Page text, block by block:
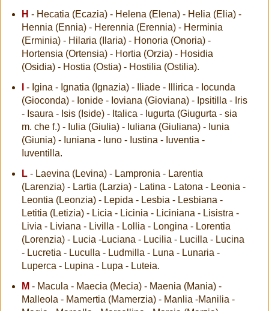
H - Hecatia (Ecazia) - Helena (Elena) - Helia (Elia) -
Hennia (Ennia) - Herennia (Erennia) - Herminia
(Erminia) - Hilaria (Ilaria) - Honoria (Onoria) -
Hortensia (Ortensia) - Hortia (Orzia) - Hosidia
(Osidia) - Hostia (Ostia) - Hostilia (Ostilia).
- Igina - Ignatia (Ignazia) - Iliade - Illirica - Iocunda
(Gioconda) - Ionide - Ioviana (Gioviana) - Ipsitilla - Iris
- Isaura - Isis (Iside) - Italica - Iugurta (Giugurta - sia
m. che f.) - Iulia (Giulia) - Iuliana (Giuliana) - Iunia
(Giunia) - Iuniana - Iuno - Iustina - Iuventia -
Iuventilla.
L- Laevina (Levina) - Lampronia - Larentia
(Larenzia) - Lartia (Larzia) - Latina - Latona - Leonia -
Leontia (Leonzia) - Lepida - Lesbia - Lesbiana -
Letitia (Letizia) - Licia - Licinia - Liciniana - Lisistra -
Livia - Liviana - Livilla - Lollia - Longina - Lorentia
(Lorenzia) - Lucia -Luciana - Lucilia - Lucilla - Lucina
- Lucretia - Luculla - Ludmilla - Luna - Lunaria -
Luperca - Lupina - Lupa - Luteia.
M - Macula - Maecia (Mecia) - Maenia (Mania) -
Malleola - Mamertia (Mamerzia) - Manlia -Manilia -